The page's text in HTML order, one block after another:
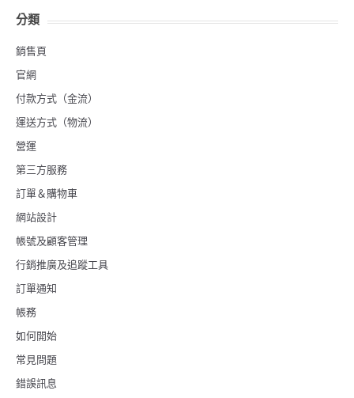
分類
銷售頁
官網
付款方式（金流）
運送方式（物流）
營運
第三方服務
訂單＆購物車
網站設計
帳號及顧客管理
行銷推廣及追蹤工具
訂單通知
帳務
如何開始
常見問題
錯誤訊息